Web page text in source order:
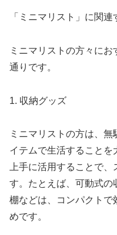
「ミニマリスト」に関
ミニマリストの方々に
通りです。
1. 収納グッズ
ミニマリストの方は、
イテムで生活することを
上手に活用することで
す。たとえば、可動式の
棚などは、コンパクトで
めです。